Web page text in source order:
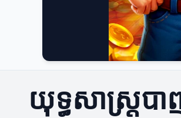
យុទ្ធសាស្ត្របា